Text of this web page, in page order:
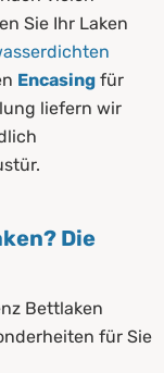
Sie Ihr Laken
Encasing für
liefern wir
Die
Bettlaken
für Sie